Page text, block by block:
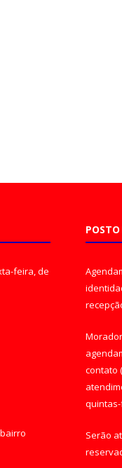
feira, de
contato
Serão